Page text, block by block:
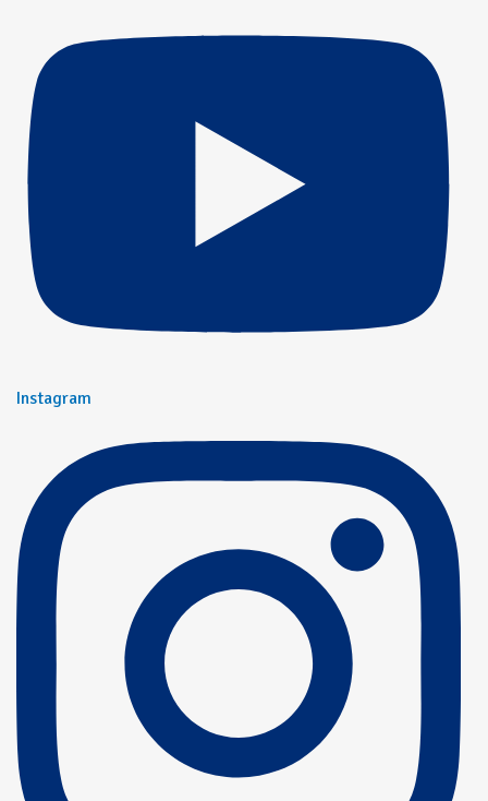
Instagram